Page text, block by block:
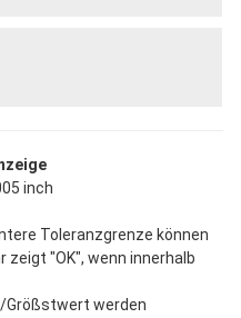
inch
Toleranzgrenze können
"OK", wenn innerhalb
Größstwert werden